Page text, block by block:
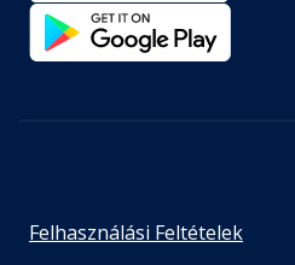
Felhasználási Feltételek